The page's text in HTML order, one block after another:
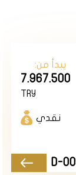
كبيراً من
كالمدراس
المنتزهات
المحليين
على غيرها
يبدأ من:
7.967.500
TRY
نقدي
D-